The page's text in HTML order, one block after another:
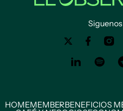
HOMEMEMBERBENEFICIOS